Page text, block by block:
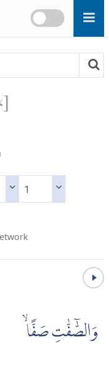
Skip to main content
[
وَالصّٰٓفّٰتِ صَفًّا ۙ